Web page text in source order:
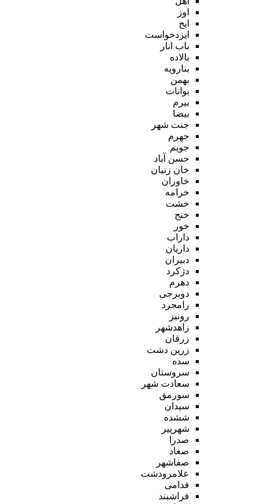
اوز
ایج
ایزدخواست
باب انار
بالاده
بنارویه
بهمن
بوانات
بیرم
بیضا
جنت شهر
جهرم
جویم
حسن آباد
خان زنیان
خاوران
خرامه
خشت
خنج
خور
داراب
داریان
دبیران
دژکرد
دهرم
دوبرجی
رامجرد
رونیز
زاهدشهر
زرقان
زرین دشت
سده
سروستان
سعادت شهر
سورمق
سیدان
ششده
شهرپیر
صدرا
صغاد
صفاشهر
علامرودشت
فدامی
فراشبند